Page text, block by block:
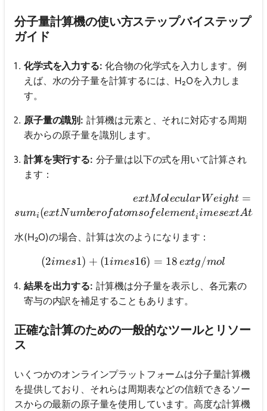
分子量計算機の使い方ステップバイステップ
ガイド
化学式を入力する: 化合物の化学式を入力します。例
えば、水の分子量を計算するには、H₂Oを入力しま
す。
原子量の識別: 計算機は元素と、それに対応する周期
表からの原子量を識別します。
計算を実行する: 分子量は以下の式を用いて計算され
ます：
ext{Molecular
extMolecular Weight =
sumi (extNumberofatomsofelementiimesextAto
水(H₂O)の場合、計算は次のようになります：
(2 imes 1) + (1 imes 16)
(2imes1) + (1imes16) = 18 extg/mol
結果を出力する: 計算機は分子量を表示し、各元素の
寄与の内訳を補足することもあります。
正確な計算のための一般的なツールとリソー
ス
いくつかのオンラインプラットフォームは分子量計算機
を提供しており、それらは周期表などの信頼できるソー
スからの最新の原子量を使用しています。高度な計算機